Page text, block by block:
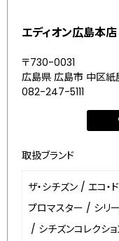
エディオン広島本
〒730-0031
広島県 広島市 中区紙
082-247-5111
取扱ブランド
ザ・シチズン / エコ・
プロマスター / シリ
/ シチズンコレクシ